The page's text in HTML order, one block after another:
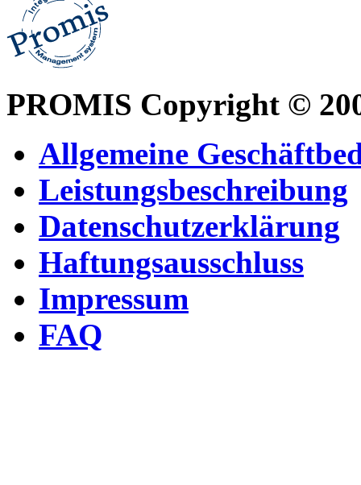
PROMIS Copyright ©
Allgemeine
Leistungsbeschreibung
Datenschutzerklärung
Haftungsausschluss
Impressum
FAQ